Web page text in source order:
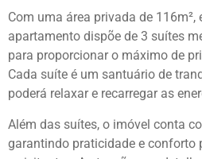
Com uma área privada de 116m²,
apartamento dispõe de 3 suítes
para proporcionar o máximo de
Cada suíte é um santuário de
poderá relaxar e recarregar as
Além das suítes, o imóvel conta
garantindo praticidade e conforto